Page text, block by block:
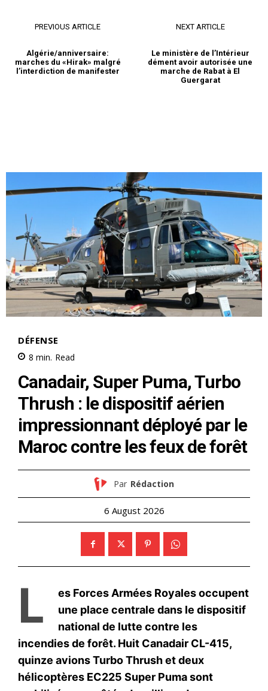
l'intelligence de
l'information
S'ABONNER MAINTENANT
Insight Publications
À propos
Nous contacter
Formules d’abonnement
PREVIOUS ARTICLE
Algérie/anniversaire:
marches du «Hirak» malgré
l’interdiction de manifester
NEXT ARTICLE
Le ministère de l’Intérieur
dément avoir autorisée une
marche de Rabat à El
Guergarat